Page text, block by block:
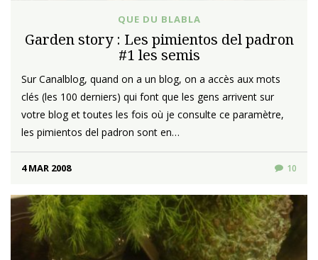
QUE DU BLABLA
Garden story : Les pimientos del padron
#1 les semis
Sur Canalblog, quand on a un blog, on a accès aux mots
clés (les 100 derniers) qui font que les gens arrivent sur
votre blog et toutes les fois où je consulte ce paramètre,
les pimientos del padron sont en…
4 MAR 2008 10